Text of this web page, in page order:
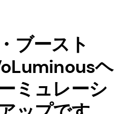
ブースト
ヘ
ミュレーシ